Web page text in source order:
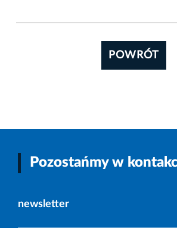
POWRÓT
Pozostańmy w
newsletter